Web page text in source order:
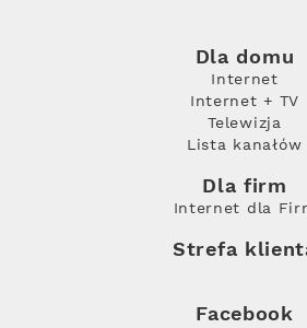
Dla domu
Internet
Internet + TV
Telewizja
Lista kanałów
Dla firm
Internet dla
Strefa
Facebook